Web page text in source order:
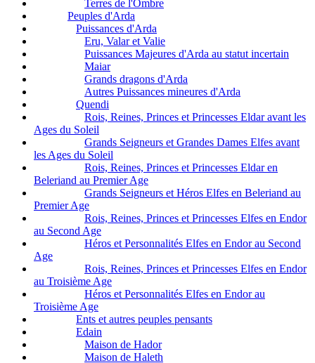
Terres de l'Ombre
Peuples d'Arda
Puissances d'Arda
Eru, Valar et Valie
Puissances Majeures d'Arda au statut incertain
Maiar
Grands dragons d'Arda
Autres Puissances mineures d'Arda
Quendi
Rois, Reines, Princes et Princesses Eldar avant les
Ages du Soleil
Grands Seigneurs et Grandes Dames Elfes avant
les Ages du Soleil
Rois, Reines, Princes et Princesses Eldar en
Beleriand au Premier Age
Grands Seigneurs et Héros Elfes en Beleriand au
Premier Age
Rois, Reines, Princes et Princesses Elfes en Endor
au Second Age
Héros et Personnalités Elfes en Endor au Second
Age
Rois, Reines, Princes et Princesses Elfes en Endor
au Troisième Age
Héros et Personnalités Elfes en Endor au
Troisième Age
Ents et autres peuples pensants
Edain
Maison de Hador
Maison de Haleth